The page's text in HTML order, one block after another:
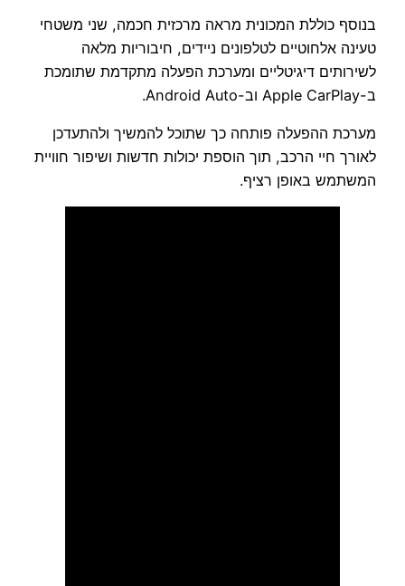
בנוסף כוללת המכונית מראה מרכזית חכמה, שני משטחי
טעינה אלחוטיים לטלפונים ניידים, חיבוריות מלאה
לשירותים דיגיטליים ומערכת הפעלה מתקדמת שתומכת
ב-Apple CarPlay וב-Android Auto.
מערכת ההפעלה פותחה כך שתוכל להמשיך ולהתעדכן
לאורך חיי הרכב, תוך הוספת יכולות חדשות ושיפור חוויית
המשתמש באופן רציף.